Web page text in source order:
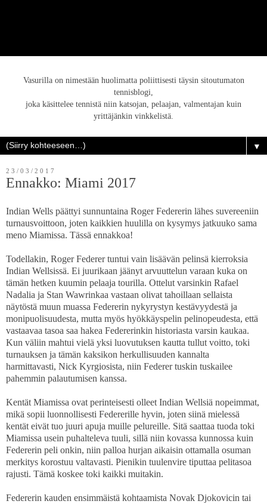
Vasurilla on nimestään huolimatta poliittisesti täysin sitoutumaton
tennisblogi,
joka käsittelee tennistä niin katsojan, pelaajan, valmentajan kuin
yrittäjänkin vinkkelistä.
▼
23/03/2017
Ennakko: Miami 2017
Indian Wells päättyi sunnuntaina Roger Federerin lähes suvereeniin
turnausvoittoon, joten kaikkien huulilla on kysymys jatkuuko sama
meno Miamissa. Tässä ennakkoa!
Todellakin, Roger Federer tuntui vain lisäävän pelinsä kierroksia
Indian Wellsissä. Ei juurikaan jäänyt arvuuttelun varaan kuka on
tämän hetken kuumin pelaaja tourilla. Ottelut varsinkin Rafael
Nadalia ja Stan Wawrinkaa vastaan olivat tahoillaan sellaista
näytöstä muun muassa Federerin nykyrystyn kestävyydestä ja
monipuolisuudesta, mutta myös hyökkäyspelin pelinopeudesta, että
vastaavaa tasoa saa hakea Federerinkin historiasta varsin kaukaa.
Kun väliin mahtui vielä yksi luovutuksen kautta tullut voitto, toki
turnauksen ja tämän kaksikon herkullisuuden kannalta
harmittavasti, Nick Kyrgiosista, niin Federer tuskin tuskailee
pahemmin palautumisen kanssa.
Kentät Miamissa ovat perinteisesti olleet Indian Wellsiä nopeimmat,
mikä sopii luonnollisesti Federerille hyvin, joten siinä mielessä
kentät eivät tuo juuri apuja muille pelureille. Sitä saattaa tuoda toki
Miamissa usein puhalteleva tuuli, sillä niin kovassa kunnossa kuin
Federerin peli onkin, niin palloa hurjan aikaisin ottamalla osuman
merkitys korostuu valtavasti. Pienikin tuulenvire tiputtaa pelitasoa
rajusti. Tämä koskee toki kaikki muitakin.
Federerin kauden ensimmäistä kohtaamista Novak Djokovicin tai